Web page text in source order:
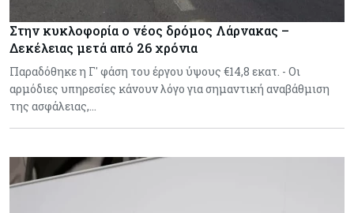
Στην κυκλοφορία ο νέος δρόμος Λάρνακας –
Δεκέλειας μετά από 26 χρόνια
Παραδόθηκε η Γ' φάση του έργου ύψους €14,8 εκατ. - Οι
αρμόδιες υπηρεσίες κάνουν λόγο για σημαντική αναβάθμιση
της ασφάλειας,…